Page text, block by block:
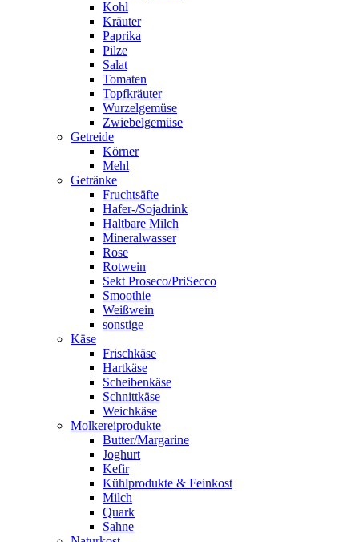
Kohl
Kräuter
Paprika
Pilze
Salat
Tomaten
Topfkräuter
Wurzelgemüse
Zwiebelgemüse
Getreide
Körner
Mehl
Getränke
Fruchtsäfte
Hafer-/Sojadrink
Haltbare Milch
Mineralwasser
Rose
Rotwein
Sekt Proseco/PriSecco
Smoothie
Weißwein
sonstige
Käse
Frischkäse
Hartkäse
Scheibenkäse
Schnittkäse
Weichkäse
Molkereiprodukte
Butter/Margarine
Joghurt
Kefir
Kühlprodukte & Feinkost
Milch
Quark
Sahne